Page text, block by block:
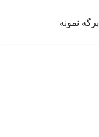
برگه نمونه